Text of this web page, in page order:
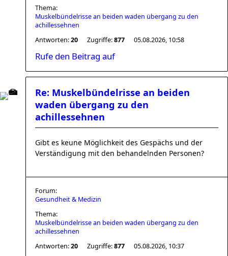
Thema:
Muskelbündelrisse an beiden waden übergang zu den
achillessehnen
Antworten:20 Zugriffe:877 05.08.2026, 10:58
Rufe den Beitrag auf
Re: Muskelbündelrisse an beiden
waden übergang zu den
achillessehnen
Gibt es keune Möglichkeit des Gespächs und der
Verständigung mit den behandelnden Personen?
Forum:
Gesundheit & Medizin
Thema:
Muskelbündelrisse an beiden waden übergang zu den
achillessehnen
Antworten:20 Zugriffe:877 05.08.2026, 10:37